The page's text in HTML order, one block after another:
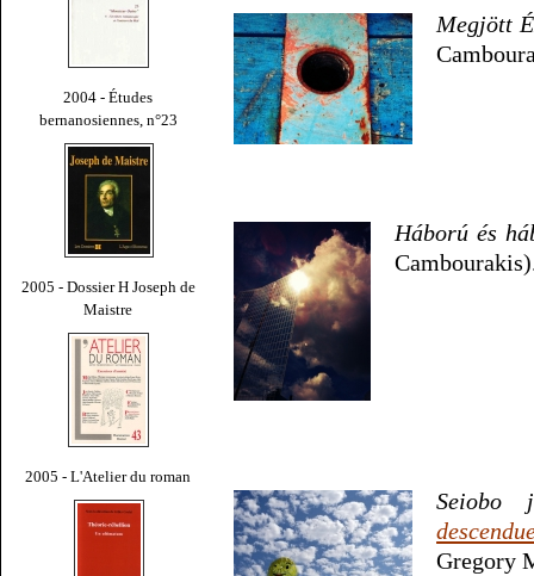
2004 - Études
bernanosiennes, n°23
2005 - Dossier H Joseph de
Maistre
2005 - L'Atelier du roman
Megjött
Háború és
Seiobo
Gregory